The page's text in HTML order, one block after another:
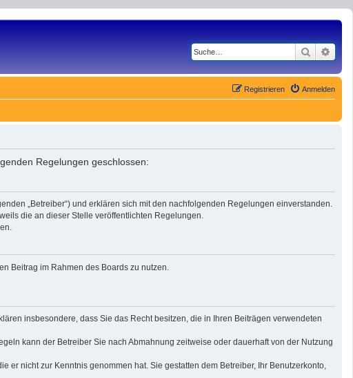
Suche
Anmelden
Registrieren
Regelungen geschlossen:
„Betreiber“) und erklären sich mit den nachfolgenden Regelungen einverstanden.
die an dieser Stelle veröffentlichten Regelungen.
Beitrag im Rahmen des Boards zu nutzen.
insbesondere, dass Sie das Recht besitzen, die in Ihren Beiträgen verwendeten
kann der Betreiber Sie nach Abmahnung zeitweise oder dauerhaft von der Nutzung
er nicht zur Kenntnis genommen hat. Sie gestatten dem Betreiber, Ihr Benutzerkonto,